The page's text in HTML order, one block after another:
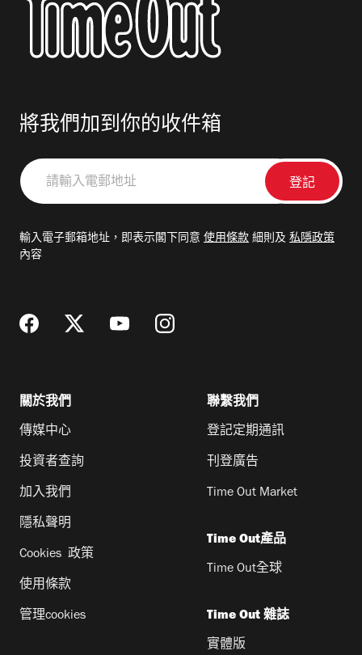
將我們加到你的收件箱
請
輸
郵
輸入電子郵箱地址，即表示閣下同意 使用條款 細則及 私隱政策
內容
關於我們
傳媒中心
投資者查詢
加入我們
隱私聲明
Cookies 政策
使用條款
管理cookies
聯繫我們
登記定期通訊
刊登廣告
Time Out Market
Time Out產品
Time Out全球
Time Out 雜誌
實體版